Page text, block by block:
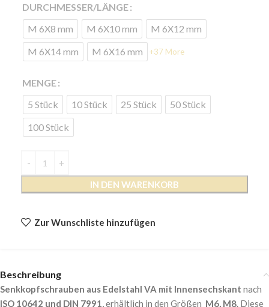
DURCHMESSER/LÄNGE
M 6X8 mm
M 6X10 mm
M 6X12 mm
M 6X14 mm
M 6X16 mm +37 More
MENGE
5 Stück
10 Stück 25 Stück
50 Stück
100 Stück
IN DEN WARENKORB
Zur Wunschliste hinzufügen
Beschreibung
Senkkopfschrauben aus Edelstahl VA mit Innensechskant nach
ISO 10642 und DIN 7991, erhältlich in den Größen M6, M8. Diese